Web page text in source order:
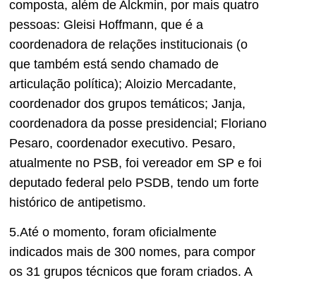
composta, além de Alckmin, por mais quatro
pessoas: Gleisi Hoffmann, que é a
coordenadora de relações institucionais (o
que também está sendo chamado de
articulação política); Aloizio Mercadante,
coordenador dos grupos temáticos; Janja,
coordenadora da posse presidencial; Floriano
Pesaro, coordenador executivo. Pesaro,
atualmente no PSB, foi vereador em SP e foi
deputado federal pelo PSDB, tendo um forte
histórico de antipetismo.
5.Até o momento, foram oficialmente
indicados mais de 300 nomes, para compor
os 31 grupos técnicos que foram criados. A